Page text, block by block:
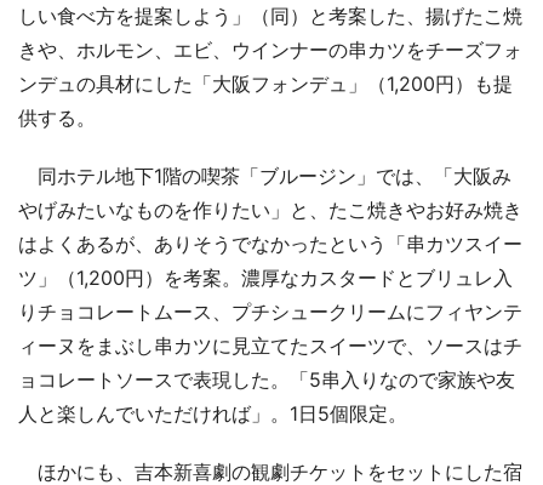
しい食べ方を提案しよう」（同）と考案した、揚げたこ焼
きや、ホルモン、エビ、ウインナーの串カツをチーズフォ
ンデュの具材にした「大阪フォンデュ」（1,200円）も提
供する。
同ホテル地下1階の喫茶「ブルージン」では、「大阪み
やげみたいなものを作りたい」と、たこ焼きやお好み焼き
はよくあるが、ありそうでなかったという「串カツスイー
ツ」（1,200円）を考案。濃厚なカスタードとブリュレ入
りチョコレートムース、プチシュークリームにフィヤンテ
ィーヌをまぶし串カツに見立てたスイーツで、ソースはチ
ョコレートソースで表現した。「5串入りなので家族や友
人と楽しんでいただければ」。1日5個限定。
ほかにも、吉本新喜劇の観劇チケットをセットにした宿